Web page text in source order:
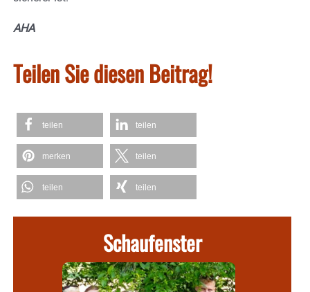
AHA
Teilen Sie diesen Beitrag!
teilen teilen
merken teilen
teilen teilen
Schaufenster